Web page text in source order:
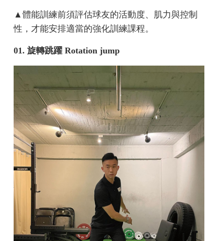
▲體能訓練前須評估球友的活動度、肌力與控制
性，才能安排適當的強化訓練課程。
01. 旋轉跳躍 Rotation jump